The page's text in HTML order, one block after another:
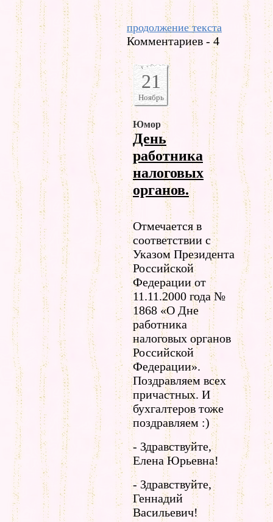
продолжение текста
Комментариев - 4
21
Ноябрь
Юмор
День
работника
налоговых
органов.
Отмечается в
соответствии с
Указом Президента
Российской
Федерации от
11.11.2000 года №
1868 «О Дне
работника
налоговых органов
Российской
Федерации».
Поздравляем всех
причастных. И
бухгалтеров тоже
поздравляем :)
- Здравствуйте,
Елена Юрьевна!
- Здравствуйте,
Геннадий
Васильевич!